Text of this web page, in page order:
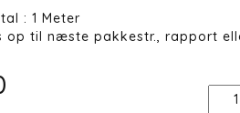
: 1 Meter
op til næste pakkestr., rapport